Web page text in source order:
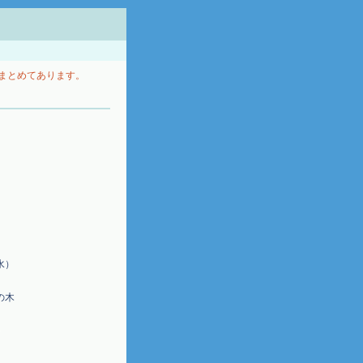
めてあります。
木